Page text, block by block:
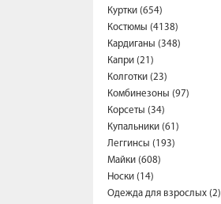
Куртки (654)
Костюмы (4138)
Кардиганы (348)
Капри (21)
Колготки (23)
Комбинезоны (97)
Корсеты (34)
Купальники (61)
Леггинсы (193)
Майки (608)
Носки (14)
Одежда для взрослых (2)